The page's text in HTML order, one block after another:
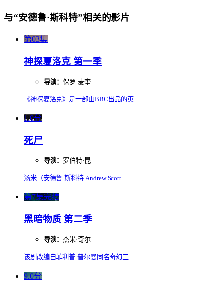
与“安德鲁·斯科特”相关的影片
第03集
神探夏洛克 第一季
导演： 保罗·麦奎
《神探夏洛克》是一部由BBC出品的英...
1.0分
死尸
导演： 罗伯特·昆
汤米（安德鲁·斯科特 Andrew Scott ...
第7集完结
黑暗物质 第二季
导演： 杰米·奇尔
该剧改编自菲利普·普尔曼同名奇幻三...
9.0分